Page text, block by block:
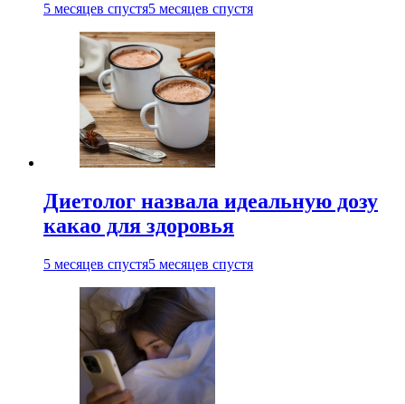
5 месяцев спустя5 месяцев спустя
Диетолог назвала идеальную дозу
какао для здоровья
5 месяцев спустя5 месяцев спустя